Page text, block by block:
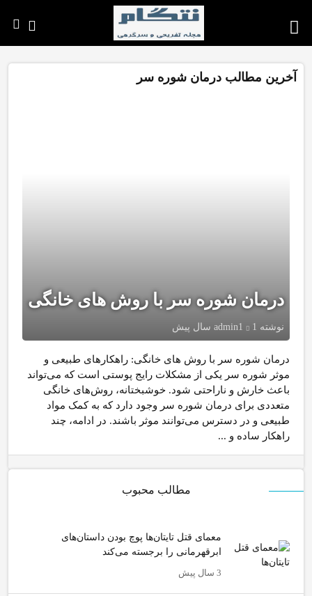
آخرین مطالب درمان شوره سر
درمان شوره سر با روش های خانگی
نوشته admin1 1 سال پیش
درمان شوره سر با روش‌ های خانگی: راهکارهای طبیعی و
موثر شوره سر یکی از مشکلات رایج پوستی است که می‌تواند
باعث خارش و ناراحتی شود. خوشبختانه، روش‌های خانگی
متعددی برای درمان شوره سر وجود دارد که به کمک مواد
طبیعی و در دسترس می‌توانند موثر باشند. در ادامه، چند
راهکار ساده و ...
مطالب محبوب
معمای قتل تایتان‌ها پوچ بودن داستان‌های
ابرقهرمانی را برجسته می‌کند
3 سال پیش